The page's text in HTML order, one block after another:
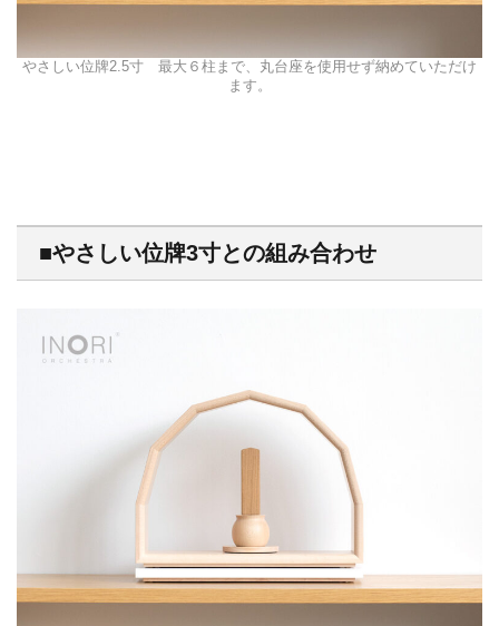
やさしい位牌2.5寸 最大６柱まで、丸台座を使用せず納めていただけ
ます。
■やさしい位牌3寸との組み合わせ